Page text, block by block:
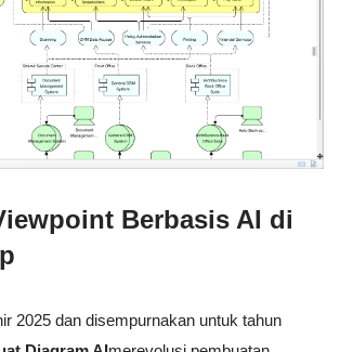
Berbasis AI di
2025 dan disempurnakan untuk tahun